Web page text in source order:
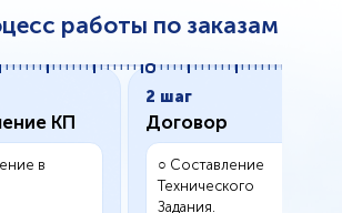
работы по заказам
КП
в
2 шаг
Договор
○ Составление
Технического
Задания.